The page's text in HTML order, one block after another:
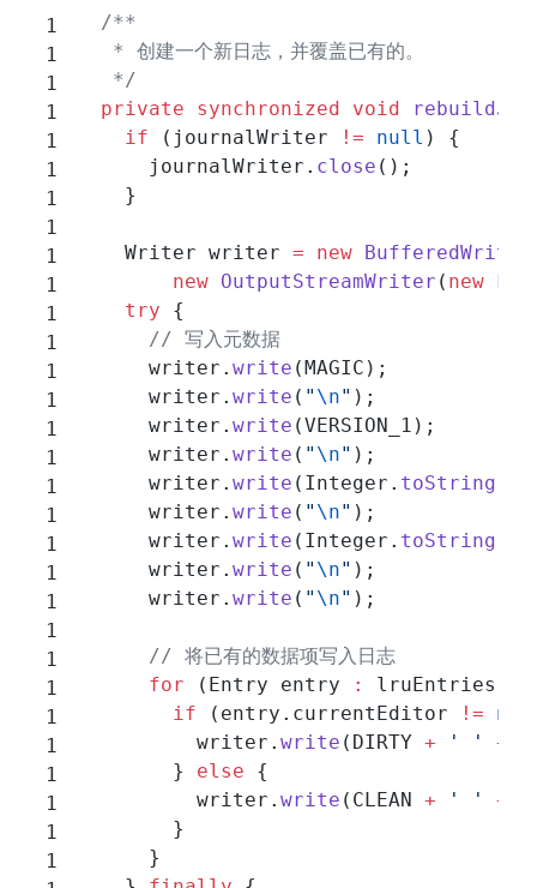
  /**
   * 创建一个新日志，并覆盖已有的。
   */
  private
synchronized void
    if
(journalWriter != null ) {
      journalWriter.
close ();
    }
    Writer writer
= new BufferedWriter
        new
OutputStreamWriter ( new
    try
{
      // 写入元数据
      writer.
write (MAGIC);
      writer.
write ( " \n" );
      writer.
write (VERSION_1);
      writer.
write ( " \n" );
      writer.
write (Integer. toString
      writer.
write ( " \n" );
      writer.
write (Integer. toString
      writer.
write ( " \n" );
      writer.
write ( " \n" );
      // 将已有的数据项写入日志
      for
(Entry entry : lruEntries.
        if
(entry.currentEditor !=
          writer.
write (DIRTY + ' ' +
        }
else {
          writer.
write (CLEAN + ' ' +
        }
      }